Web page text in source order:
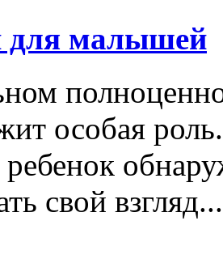
малышей
особая
свой взгляд...